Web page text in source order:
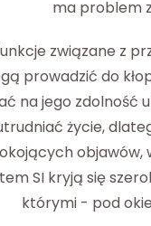
ma problem
związane z
prowadzić do
na jego zdolność
życie,
objawów,
SI kryją się
którymi - pod